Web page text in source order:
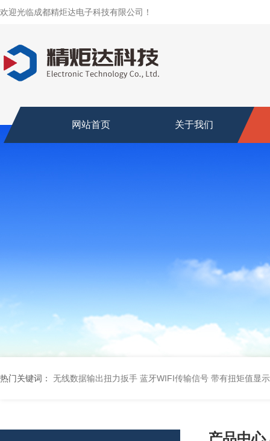
欢迎光临成都精炬达电子科技有限公司！
网站首页 关于我们
热门关键词： 无线数据输出扭力扳手 蓝牙WIFI传输信号 带有扭矩值显